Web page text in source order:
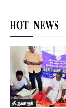
HOT NEWS
திருவாரூர்